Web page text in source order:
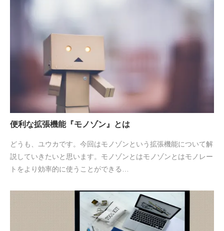
便利な拡張機能『モノゾン』とは
どうも、ユウカです。今回はモノゾンという拡張機能について解
説していきたいと思います。モノゾンとはモノゾンとはモノレー
トをより効率的に使うことができる…